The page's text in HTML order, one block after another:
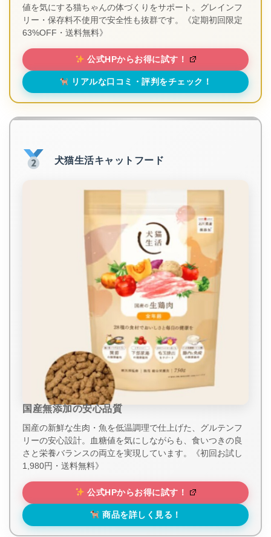
値を気にする猫ちゃんの体づくりをサポート。グレインフ
リー・保存料不使用で安全性も抜群です。《定期初回限定
63%OFF・送料無料》
公式HPからお得に試す！
リアルな口コミ・評判をチェック！
犬猫生活キャットフード
国産無添加の安心品質
国産の新鮮な生肉・魚を低温調理で仕上げた、グルテンフ
リーの安心設計。血糖値を気にしながらも、食いつきの良
さと栄養バランスの両立を実現しています。《初回お試し
1,980円・送料無料》
公式HPからお得に試す！
商品を詳しく見る！